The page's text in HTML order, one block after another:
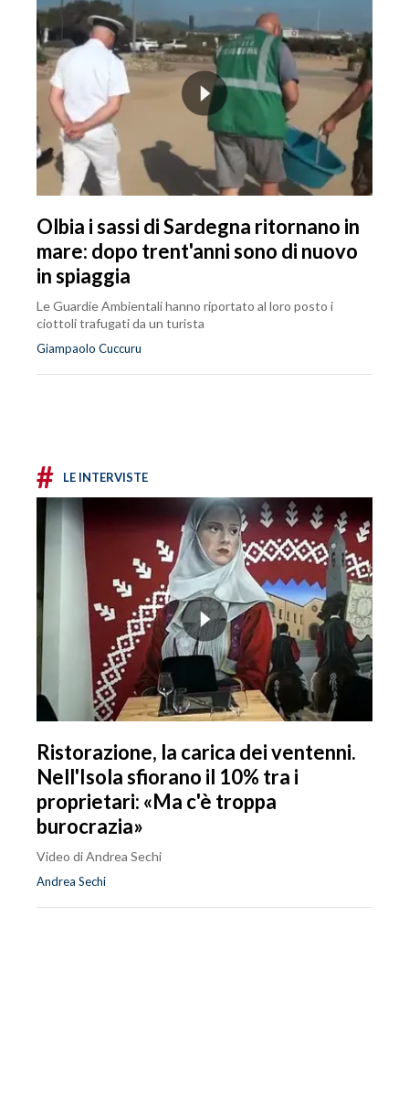
Olbia i sassi di Sardegna ritornano in
mare: dopo trent'anni sono di nuovo
in spiaggia
Le Guardie Ambientali hanno riportato al loro posto i
ciottoli trafugati da un turista
Giampaolo Cuccuru
# LE INTERVISTE
Ristorazione, la carica dei ventenni.
Nell'Isola sfiorano il 10% tra i
proprietari: «Ma c'è troppa
burocrazia»
Video di Andrea Sechi
Andrea Sechi